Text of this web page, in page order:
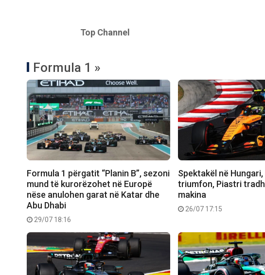
Top Channel
Formula 1 »
Formula 1 përgatit “Planin B”, sezoni
mund të kurorëzohet në Europë
nëse anulohen garat në Katar dhe
Abu Dhabi
29/07 18:16
Spektakël në
triumfon, Piastri
makina
26/07 17:15